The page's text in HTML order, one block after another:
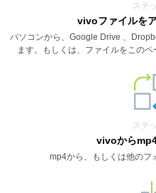
ステ
vivoファイルを
パソコンから、Google Drive 、
ます。もしくは、ファイルをこのペ
ステ
vivoから
mp4から、もしくは他のフ